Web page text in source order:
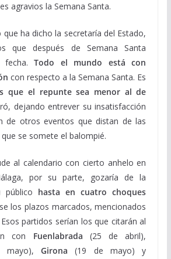
agravios la Semana Santa.
que ha dicho la secretaría del Estado,
que después de Semana Santa
fecha.Todo el mundo está con
con respecto a la Semana Santa. Es
que el repunte sea menor al de
dejando entrever su insatisfacción
de otros eventos que distan de las
se somete el balompié.
al calendario con cierto anhelo en
por su parte, gozaría de la
público hasta en cuatro choques
los plazos marcados, mencionados
partidos serían los que citarán al
con Fuenlabrada (25 de abril),
Girona (19 de mayo) y